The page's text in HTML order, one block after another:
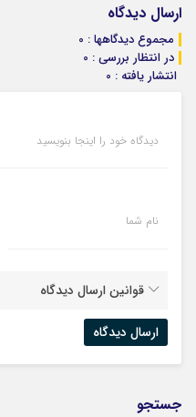
ارسال دیدگاه
مجموع دیدگاهها : 0
در انتظار بررسی : 0
انتشار یافته : 0
دیدگاه خود را اینجا بنویسید
نام شما
قوانین ارسال دیدگاه
جستجو